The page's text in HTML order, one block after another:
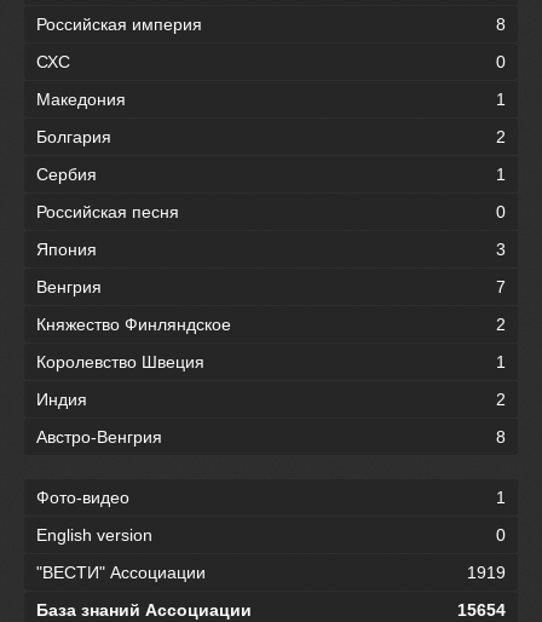
Российская империя
8
СХС
0
Македония
1
Болгария
2
Сербия
1
Российская песня
0
Япония
3
Венгрия
7
Княжество Финляндское
2
Королевство Швеция
1
Индия
2
Австро-Венгрия
8
Фото-видео
1
English version
0
"ВЕСТИ" Ассоциации
1919
База знаний Ассоциации
15654